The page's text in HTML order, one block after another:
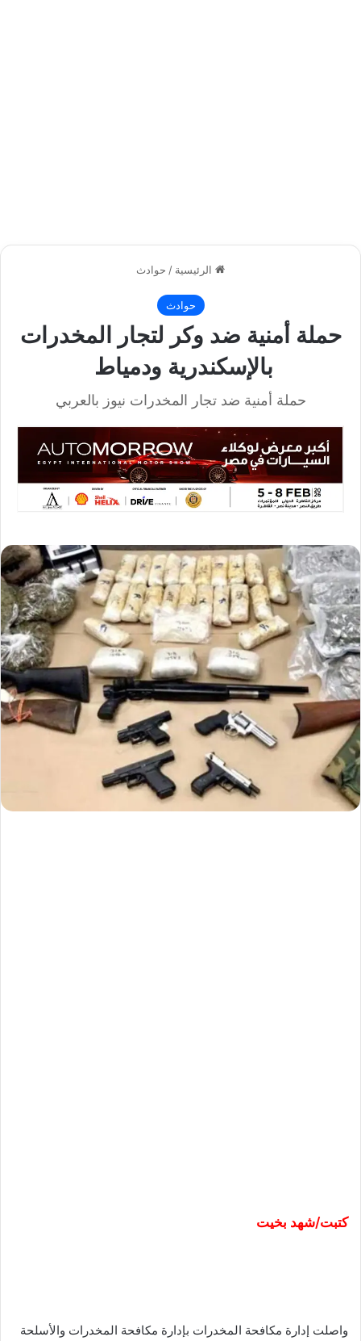
الرئيسية / حوادث
حوادث
حملة أمنية ضد وكر لتجار المخدرات
بالإسكندرية ودمياط
حملة أمنية ضد تجار المخدرات نيوز بالعربي
كتبت/شهد بخيت
واصلت إدارة مكافحة المخدرات بإدارة مكافحة المخدرات والأسلحة